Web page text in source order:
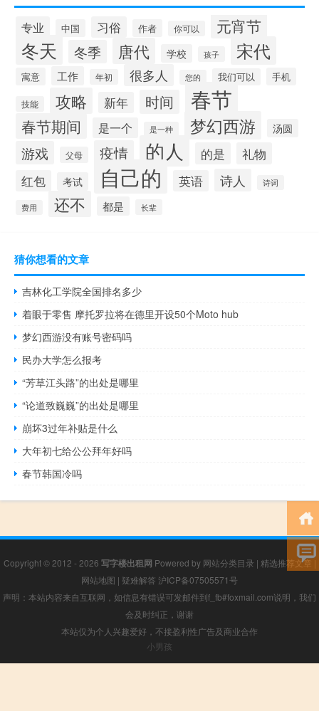
专业 中国 习俗 作者 你可以 元宵节
冬天 冬季 唐代 学校 孩子 宋代
寓意 工作 年初 很多人 您的 我们可以 手机
技能 攻略 新年 时间 春节
春节期间 是一个 是一种 梦幻西游 汤圆
游戏 父母 疫情 的人 的是 礼物
红包 考试 自己的 英语 诗人 诗词
费用 还不 都是 长辈
猜你想看的文章
吉林化工学院全国排名多少
着眼于零售 摩托罗拉将在德里开设50个Moto hub
梦幻西游没有账号密码吗
民办大学怎么报考
“芳草江头路”的出处是哪里
“论道致巍巍”的出处是哪里
崩坏3过年补贴是什么
大年初七给公公拜年好吗
春节韩国冷吗
Copyright © 2012 - 2026 写字楼出租网 Powered by 网站分类目录 | 精选推荐文章|
网站地图 | 疑难解答 沪ICP备07505571号
声明：本站内容来自互联网，如信息有错误可发邮件到f_fb#foxmail.com说明，我们
会及时纠正，谢谢
本站仅为个人兴趣爱好，不接盈利性广告及商业合作
小男孩